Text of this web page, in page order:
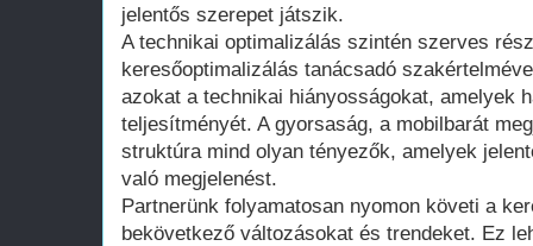
jelentős szerepet játszik.
A technikai optimalizálás szintén szerves
keresőoptimalizálás tanácsadó
azokat a technikai hiányosságokat, amelyek
teljesítményét. A gyorsaság, a mobilbarát
struktúra mind olyan tényezők, amelyek
való megjelenést.
Partnerünk folyamatosan nyomon követi a
bekövetkező változásokat és trendeket. Ez